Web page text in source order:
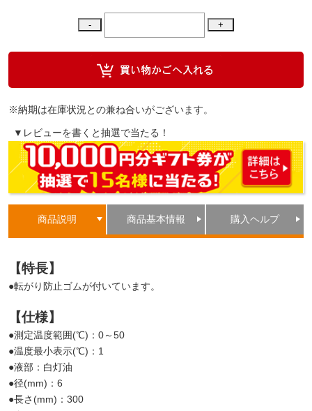
※納期は在庫状況との兼ね合いがございます。
▼レビューを書くと抽選で当たる！
商品説明 商品基本情報 購入ヘルプ
【特長】
●転がり防止ゴムが付いています。
【仕様】
●測定温度範囲(℃)：0～50
●温度最小表示(℃)：1
●液部：白灯油
●径(mm)：6
●長さ(mm)：300